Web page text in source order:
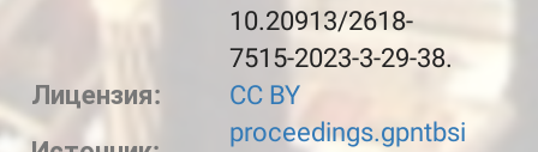
10.20913/2618-
7515-2023-3-29-38.
Лицензия:
CC BY
proceedings.gpntbsi